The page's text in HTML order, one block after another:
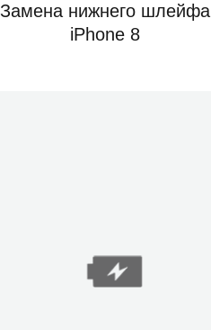
Замена нижнего шлейфа
iPhone 8